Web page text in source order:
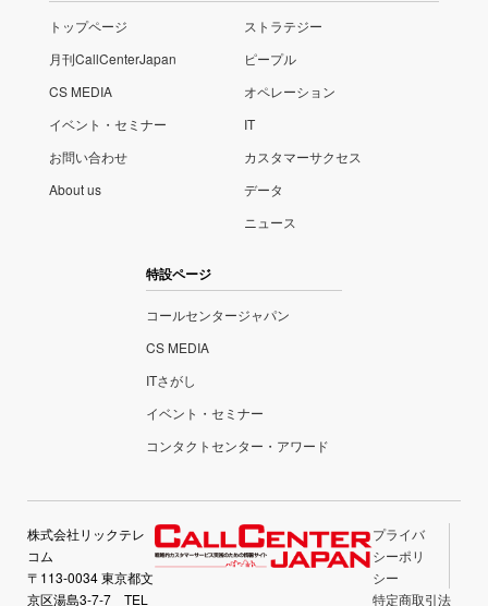
トップページ
月刊CallCenterJapan
CS MEDIA
イベント・セミナー
お問い合わせ
About us
ストラテジー
ピープル
オペレーション
IT
カスタマーサクセス
データ
ニュース
特設ページ
コールセンタージャパン
CS MEDIA
ITさがし
イベント・セミナー
コンタクトセンター・アワード
株式会社リックテレ
コム
〒113-0034 東京都文
京区湯島3-7-7 TEL
プライバ
シーポリ
シー
特定商取引法